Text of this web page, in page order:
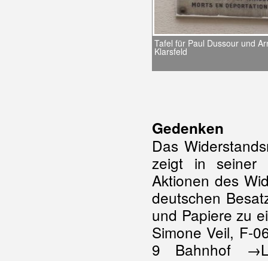
Tafel für Paul Dussour und
Klarsfeld
Gedenken
Das
zeigt in seiner
Aktionen des
deutschen
und Papiere zu
Simone Veil, F-
9 Bahnhof